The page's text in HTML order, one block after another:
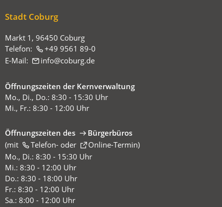
Stadt Coburg
Markt 1, 96450 Coburg
Telefon:
+49 9561 89-0
E-Mail:
info coburg de
Öffnungszeiten der Kernverwaltung
Mo., Di., Do.: 8:30 - 15:30 Uhr
Mi., Fr.: 8:30 - 12:00 Uhr
Öffnungszeiten des
Bürgerbüros
(mit
Telefon-oder Online-Termin
(Öffnet
in
einem
neuen
Tab)
)
Mo., Di.: 8:30 - 15:30 Uhr
Mi.: 8:30 - 12:00 Uhr
Do.: 8:30 - 18:00 Uhr
Fr.: 8:30 - 12:00 Uhr
Sa.: 8:00 - 12:00 Uhr